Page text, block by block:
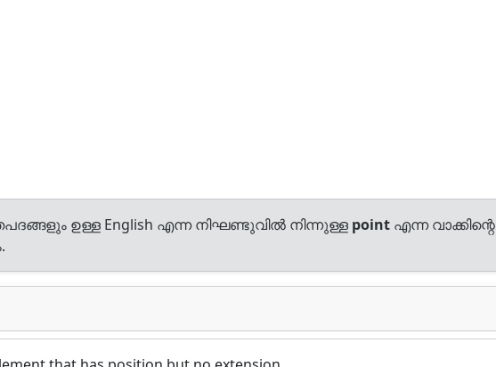
ഉള്ള English എന്ന നിഘണ്ടുവിൽ നിന്നുള്ള point എന്ന വാക്കിന്റെ